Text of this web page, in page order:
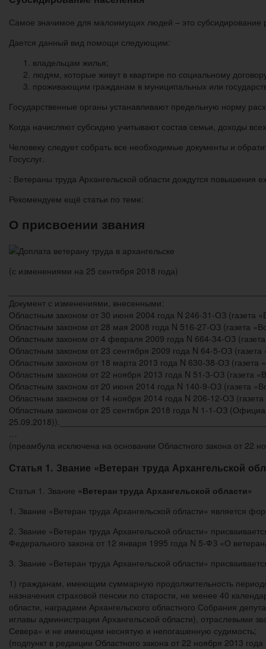
Самое значимое для малоимущих людей – это субсидирование
Дается данный вид помощи следующим:
владельцам жилья;
людям, которые живут в квартире по социальному
проживающим гражданам в муниципальных или
Государственные органы устанавливают предельную норму
Когда начисляют субсидию учитывают состав семьи, доходы
Человеку следует собрать все необходимые документы и
Госуслуг.
: Ветераны труда Архангельской области дождутся повышения
Рекомендуем ещё статьи по теме:
О присвоении звания
(с изменениями на 25 сентября 2018 года)
Документ с изменениями, внесенными:
Областным законом от 30 июня 2004 года N 246-31-ОЗ (газета
Областным законом от 28 мая 2008 года N 516-27-ОЗ (газета
Областным законом от 4 февраля 2009 года N 664-34-ОЗ
Областным законом от 23 сентября 2009 года N 64-5-ОЗ
Областным законом от 18 марта 2013 года N 630-38-ОЗ (газета
Областным законом от 22 ноября 2013 года N 51-3-ОЗ (газета
Областным законом от 20 июня 2014 года N 140-9-ОЗ (газета
Областным законом от 14 ноября 2014 года N 206-12-ОЗ
Областным законом от 25 сентября 2018 года N 1-1-ОЗ
(преамбула исключена на основании Областного закона от
Статья 1. Звание «Ветеран труда Архангельской
Статья 1. Звание «Ветеран труда Архангельской области»
1. Звание «Ветеран труда Архангельской области» является
2. Звание «Ветеран труда Архангельской области»
Федерального закона от 12 января 1995 года N 5-ФЗ «О
3. Звание «Ветеран труда Архангельской области»
1) гражданам, имеющим суммарную продолжительность
назначения страховой пенсии по старости, не менее 40
области, наградами Архангельского областного Собрания
иглавы администрации Архангельской области), отраслевыми
Севера» и не имеющим неснятую и непогашенную судимость;
(подпункт в редакции Областного закона от 22 ноября 2013